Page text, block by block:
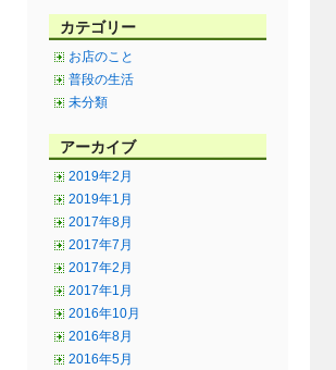
カテゴリー
お店のこと
普段の生活
未分類
アーカイブ
2019年2月
2019年1月
2017年8月
2017年7月
2017年2月
2017年1月
2016年10月
2016年8月
2016年5月